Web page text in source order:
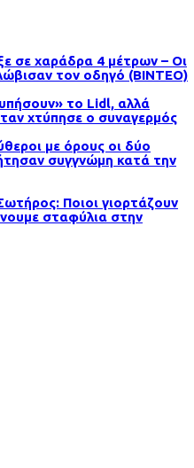
σε χαράδρα 4 μέτρων – Οι
τον οδηγό (ΒΙΝΤΕΟ)
το Lidl, αλλά
χτύπησε ο συναγερμός
με όρους οι δύο
συγγνώμη κατά την
Ποιοι γιορτάζουν
σταφύλια στην